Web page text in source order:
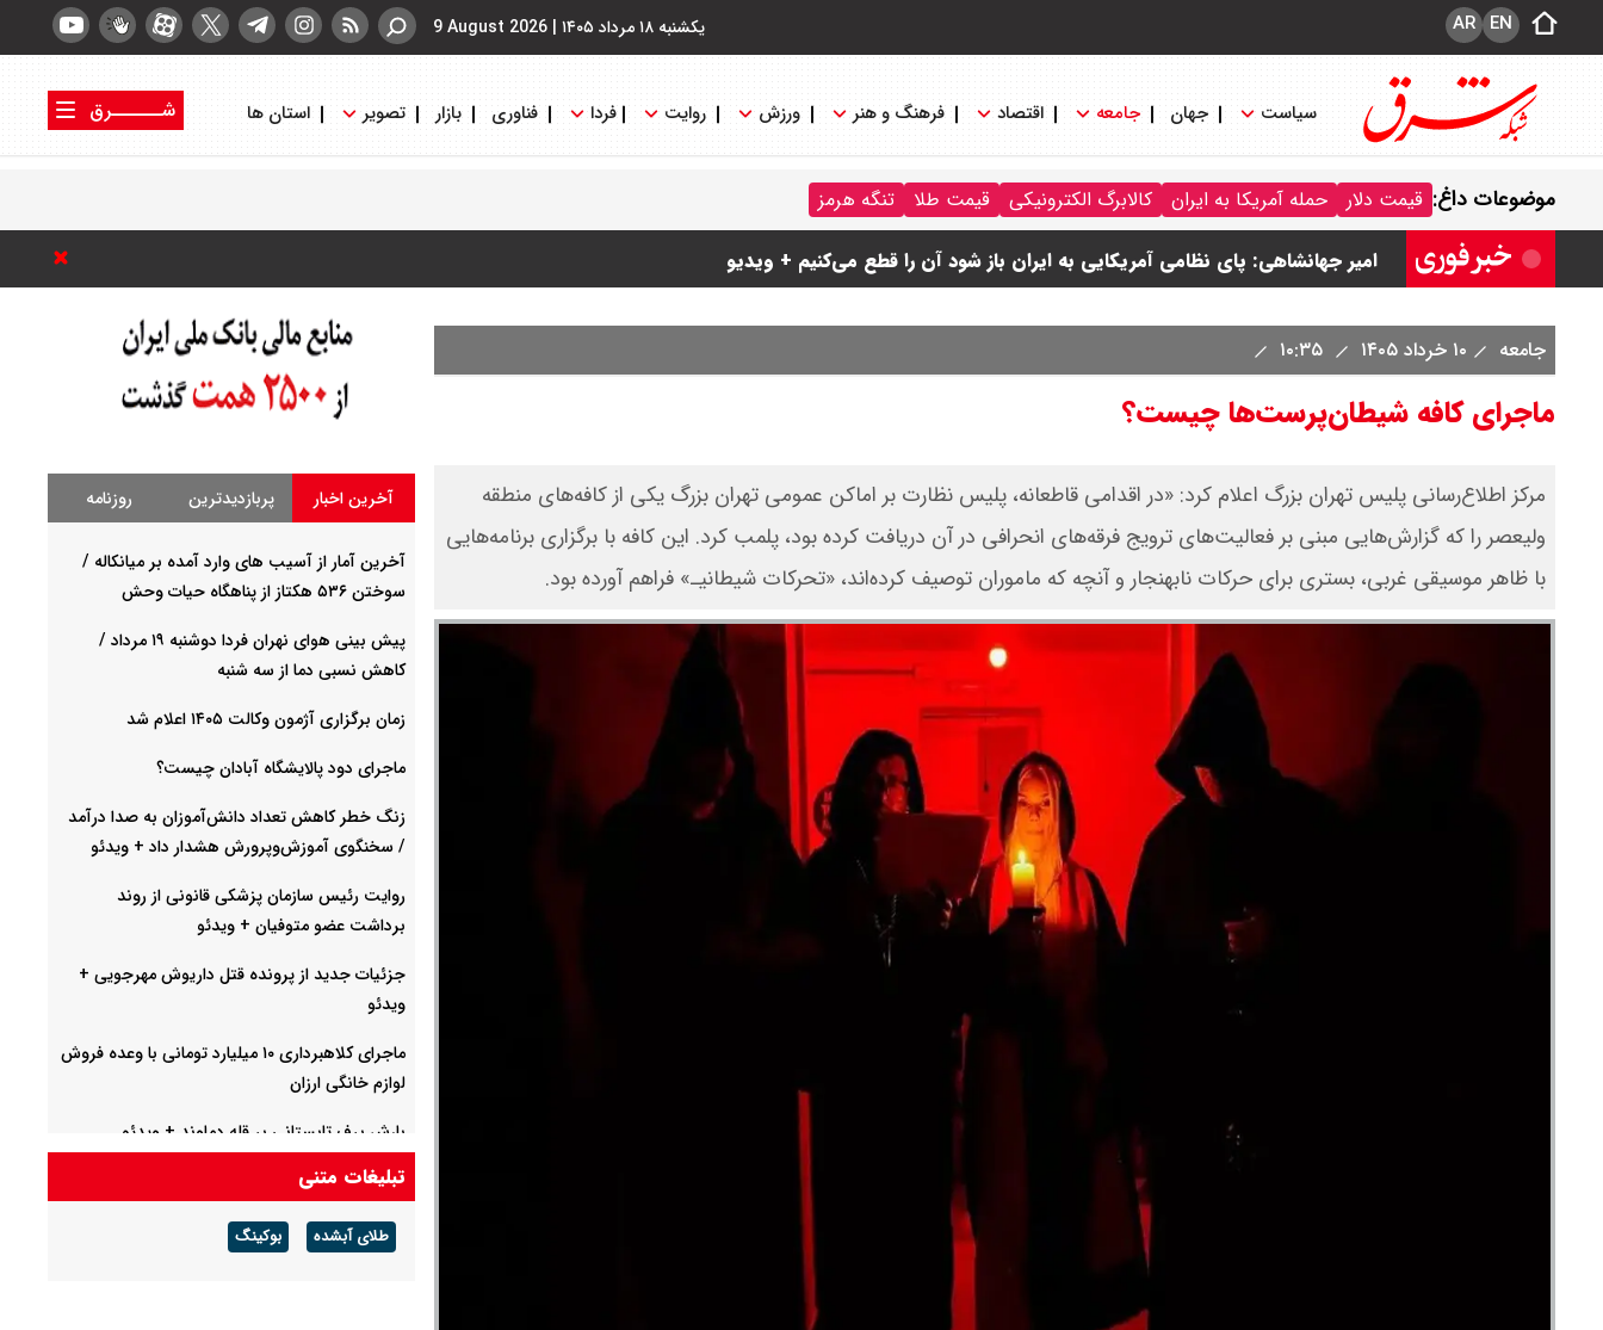
یکشنبه ۱۸ مرداد ۱۴۰۵ |
9 August 2026 EN
AR
سیاست جهان جامعه اقتصاد فرهنگ و هنر ورزش روایت فردا فناوری بازار تصویر استان ها
شــــــرق
موضوعات داغ: قیمت دلار حمله آمریکا به ایران کالابرگ الکترونیکی قیمت طلا
تنگه هرمز
رهبر انقلاب با مسعود پزشکیان دیدار کرد / درباره مشکلات کشور و تعامل اقتصادی با طرفهای خارجی گفتگو شد
امیر جهانشاهی: پای نظامی آمریکایی به ایران باز شود آن را قطع می‌کنیم + ویدیو
ونس در بن‌بست سیاسی قرار دارد
با این دیپلمات کاستاریکایی آشنا شوید : شانس او از گروسی برای دبیرکلی سازمان ملل بیشتر شد
جامعه ۱۰ خرداد ۱۴۰۵
ماجرای کافه شیطان‌پرست‌ها چیست‌؟
مرکز اطلاع‌رسانی پلیس تهران بزرگ اعلام کرد: «در اقدامی قاطعانه، پلیس نظارت بر اماکن عمومی تهران بزرگ یکی از کافه‌های منطقه
ولیعصر را که گزارش‌هایی مبنی بر فعالیت‌های ترویج فرقه‌های انحرافی در آن دریافت کرده بود، پلمب کرد. این کافه با برگزاری برنامه‌هایی
با ظاهر موسیقی غربی، بستری برای حرکات نابهنجار و آنچه که ماموران توصیف کرده‌اند، «تحرکات شیطانیـ» فراهم آورده بود.
آخرین اخبار پربازدیدترین روزنامه
آخرین آمار از آسیب های وارد آمده بر میانکاله /
سوختن ۵۳۶ هکتاز از پناهگاه حیات وحش
پیش بینی هوای نهران فردا دوشنبه ۱۹ مرداد /
کاهش نسبی دما از سه شنبه
زمان برگزاری آژمون وکالت ۱۴۰۵ اعلام شد
ماجرای دود پالایشگاه آبادان چیست؟
زنگ خطر کاهش تعداد دانش‌آموزان به صدا درآمد
/ سخنگوی آموزش‌وپرورش هشدار داد +‌ ویدئو
روایت رئیس سازمان پزشکی قانونی از روند
برداشت عضو متوفیان + ویدئو
جزئیات جدید از پرونده قتل داریوش مهرجویی +
ویدئو
ماجرای کلاهبرداری ۱۰ میلیارد تومانی با وعده فروش
لوازم خانگی ارزان
بارش برف تابستانی بر قله دماوند + ویدئو
عامل اصایل قتل حمیدرضا رجب‌‌زاده دستگیر شد
تبلیغات متنی
طلای آبشده بوکینگ